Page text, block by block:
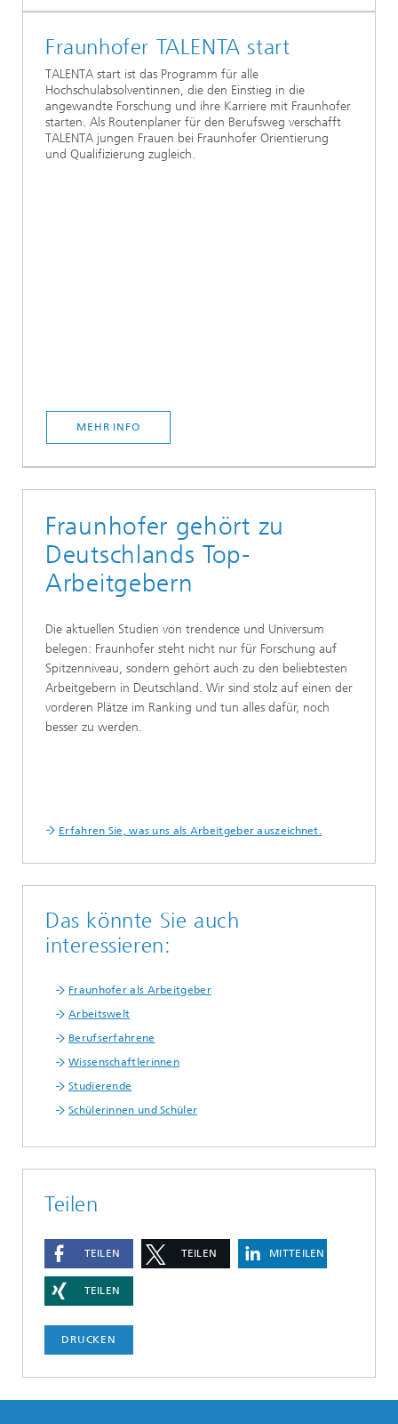
Fraunhofer TALENTA start
TALENTA start ist das Programm für alle
Hochschulabsolventinnen, die den Einstieg in die
angewandte Forschung und ihre Karriere mit Fraunhofer
starten. Als Routenplaner für den Berufsweg verschafft
TALENTA jungen Frauen bei Fraunhofer Orientierung
und Qualifizierung zugleich.
MEHR INFO
Fraunhofer gehört zu
Deutschlands Top-
Arbeitgebern
Die aktuellen Studien von trendence und Universum
belegen: Fraunhofer steht nicht nur für Forschung auf
Spitzenniveau, sondern gehört auch zu den beliebtesten
Arbeitgebern in Deutschland. Wir sind stolz auf einen der
vorderen Plätze im Ranking und tun alles dafür, noch
besser zu werden.
Erfahren Sie, was uns als Arbeitgeber auszeichnet.
Das könnte Sie auch
interessieren:
Fraunhofer als Arbeitgeber
Arbeitswelt
Berufserfahrene
Wissenschaftlerinnen
Studierende
Schülerinnen und Schüler
Teilen
TEILEN TEILEN MITTEILEN
TEILEN
DRUCKEN